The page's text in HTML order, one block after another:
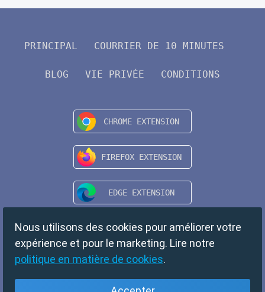
PRINCIPAL COURRIER DE 10 MINUTES
BLOG VIE PRIVÉE CONDITIONS
Nous utilisons des cookies pour améliorer votre
expérience et pour le marketing. Lire notre
politique en matière de cookies.